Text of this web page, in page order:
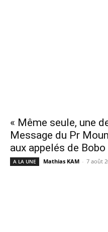
« Même seule, une
Message du Pr
aux appelés de Bobo
A LA UNE Mathias KAM - 7 août